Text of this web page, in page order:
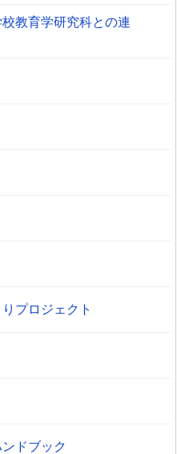
教育学研究科との連
プロジェクト
ドブック